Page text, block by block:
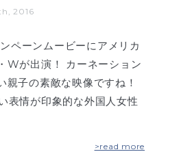
2016
ペーンムービーにアメリカ
Wが出演！ カーネーション
親子の素敵な映像ですね！
表情が印象的な外国人女性
>read more